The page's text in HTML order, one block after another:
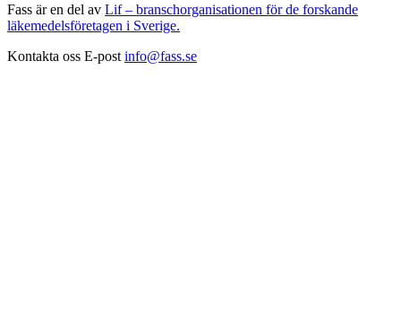
Fass är en del av Lif – branschorganisationen för de forskande
läkemedelsföretagen i Sverige.
Kontakta oss E-post info@fass.se